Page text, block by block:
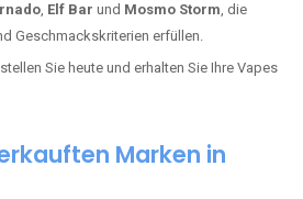
, Elf Bar und Mosmo Storm, die
Geschmackskriterien erfüllen.
Sie heute und erhalten Sie Ihre Vapes
Marken in